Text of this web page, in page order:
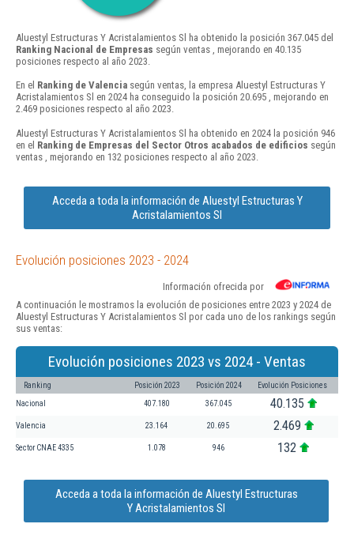
Aluestyl Estructuras Y Acristalamientos Sl ha obtenido la posición 367.045 del
Ranking Nacional de Empresas según ventas , mejorando en 40.135
posiciones respecto al año 2023.
En el Ranking de Valencia según ventas, la empresa Aluestyl Estructuras Y
Acristalamientos Sl en 2024 ha conseguido la posición 20.695 , mejorando en
2.469 posiciones respecto al año 2023.
Aluestyl Estructuras Y Acristalamientos Sl ha obtenido en 2024 la posición 946
en el Ranking de Empresas del Sector Otros acabados de edificios según
ventas , mejorando en 132 posiciones respecto al año 2023.
Acceda a toda la información de Aluestyl Estructuras Y
Acristalamientos Sl
Evolución posiciones 2023 - 2024
Información ofrecida por
A continuación le mostramos la evolución de posiciones entre 2023 y 2024 de
Aluestyl Estructuras Y Acristalamientos Sl por cada uno de los rankings según
sus ventas:
Evolución posiciones 2023 vs 2024 - Ventas
Ranking Posición 2023 Posición 2024 Evolución Posiciones
Nacional 407.180 367.045 40.135
Valencia 23.164 20.695 2.469
Sector CNAE 4335 1.078 946 132
Acceda a toda la información de Aluestyl Estructuras
Y Acristalamientos Sl